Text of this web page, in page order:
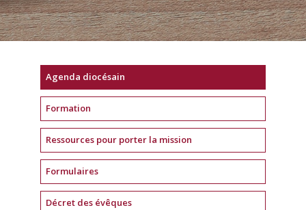
Agenda diocésain
Formation
Ressources pour porter la mission
Formulaires
Décret des évêques